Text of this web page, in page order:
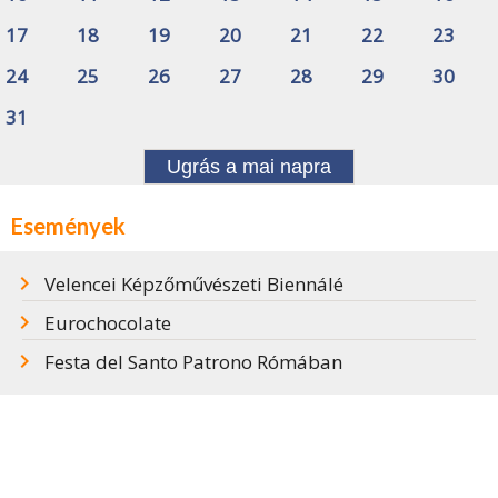
17
18 19 20 21 22
23
24
25 26 27 28 29
30
31
Ugrás a mai napra
Események
Velencei Képzőművészeti Biennálé
Eurochocolate
Festa del Santo Patrono Rómában